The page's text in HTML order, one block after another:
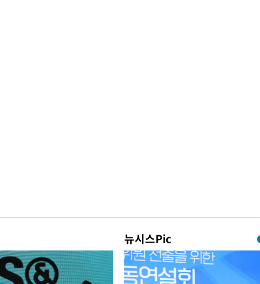
뉴시스Pic